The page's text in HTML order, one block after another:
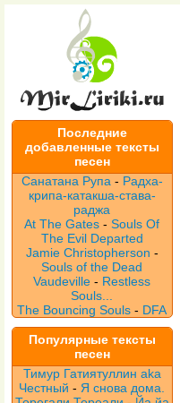
Последние
добавленные тексты
песен
Санатана Рупа - Радха-
крипа-катакша-става-
раджа
At The Gates -Souls Of
The Evil Departed
Jamie Christopherson -
Souls of the Dead
Vaudeville- Restless
Souls...
The Bouncing Souls - DFA
Популярные тексты
песен
Тимур Гатиятуллин aka
Честный - Я снова дома.